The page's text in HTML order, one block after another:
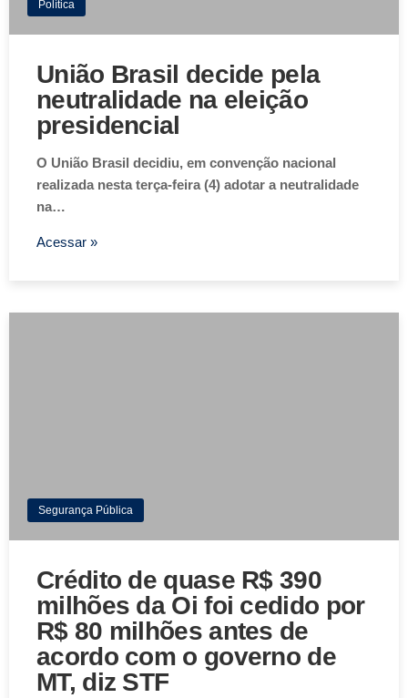
Política
União Brasil decide pela
neutralidade na eleição
presidencial
O União Brasil decidiu, em convenção nacional
realizada nesta terça-feira (4) adotar a neutralidade
na…
Acessar »
Segurança Pública
Crédito de quase R$ 390
milhões da Oi foi cedido por
R$ 80 milhões antes de
acordo com o governo de
MT, diz STF